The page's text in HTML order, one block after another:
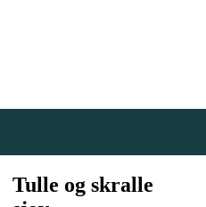
Tulle og skralle